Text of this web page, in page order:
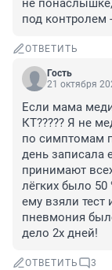
не
под контролем
ОТВЕТИТЬ
Гость
21 октября
Если мама
КТ????? Я не
по симптомам
день записала
принимают
лёгких было
ему взяли тест
пневмония
дело 2х дней!
ОТВЕТИТЬ 3